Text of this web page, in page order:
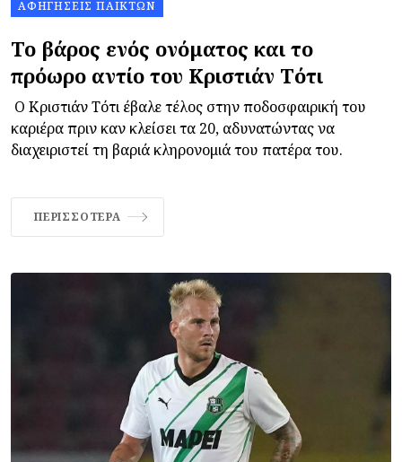
ΑΦΗΓΉΣΕΙΣ ΠΑΙΚΤΏΝ
Το βάρος ενός ονόματος και το
πρόωρο αντίο του Κριστιάν Τότι
Ο Κριστιάν Τότι έβαλε τέλος στην ποδοσφαιρική του
καριέρα πριν καν κλείσει τα 20, αδυνατώντας να
διαχειριστεί τη βαριά κληρονομιά του πατέρα του.
ΠΕΡΙΣΣΌΤΕΡΑ